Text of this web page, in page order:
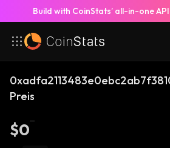
Build with CoinStats’ all-in-one
Preis
$0